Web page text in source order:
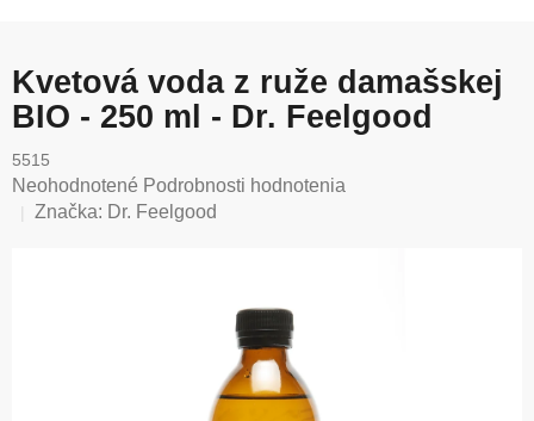
Kvetová voda z ruže damašskej
BIO - 250 ml - Dr. Feelgood
5515
Priemerné
hodnotenie
Neohodnotené Podrobnosti hodnotenia
Značka: Dr. Feelgood